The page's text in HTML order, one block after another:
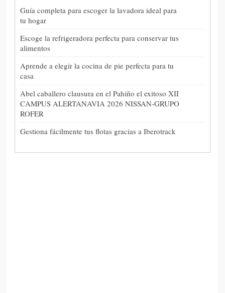
Guía completa para escoger la lavadora ideal para
tu hogar
Escoge la refrigeradora perfecta para conservar tus
alimentos
Aprende a elegir la cocina de pie perfecta para tu
casa
Abel caballero clausura en el Pahiño el exitoso XII
CAMPUS ALERTANAVIA 2026 NISSAN-GRUPO
ROFER
Gestiona fácilmente tus flotas gracias a Iberotrack